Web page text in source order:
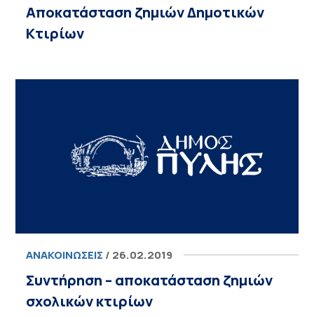
Αποκατάσταση ζημιών Δημοτικών
Κτιρίων
ΑΝΑΚΟΙΝΏΣΕΙΣ / 26.02.2019
Συντήρηση – αποκατάσταση ζημιών
σχολικών κτιρίων